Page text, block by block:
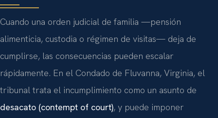
Cuando una orden judicial de familia —pensión
alimenticia, custodia o régimen de visitas— deja de
cumplirse, las consecuencias pueden escalar
rápidamente. En el Condado de Fluvanna, Virginia, el
tribunal trata el incumplimiento como un asunto de
desacato (contempt of court), y puede imponer